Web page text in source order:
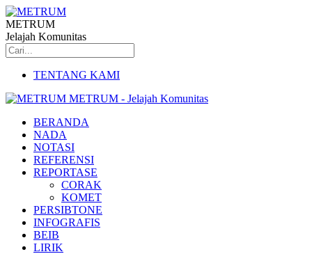
METRUM
Jelajah Komunitas
TENTANG KAMI
METRUM - Jelajah Komunitas
BERANDA
NADA
NOTASI
REFERENSI
REPORTASE
CORAK
KOMET
PERSIBTONE
INFOGRAFIS
BEIB
LIRIK